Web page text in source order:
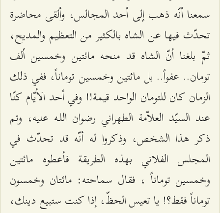
سمعنا أنّه ذهب إلى أحد المجالس، وألقى محاضرة
تحدّث فيها عن الشاه بالكثير من التعظيم والمديح،
ثمّ بلغنا أنّ الشاه قد منحه مائتين وخمسين ألف
تومان.. عفواً.. بل مائتين وخمسين توماناً، ففي ذلك
الزمان كان للتومان الواحد قيمة!! وفي أحد الأيّام كنّا
عند السيّد العلاّمة الطهراني رضوان اللـه عليه، وتم
ذكر هذا الشخص، وذكروا له أنّه قد تحدّث في
المجلس الفلاني بهذه الطريقة فأعطوه مائتين
وخمسين توماناً ، فقال سماحته: مائتان وخمسون
توماناً فقط؟! يا تعيس الحظّ، إذا كنت ستبيع دينك،